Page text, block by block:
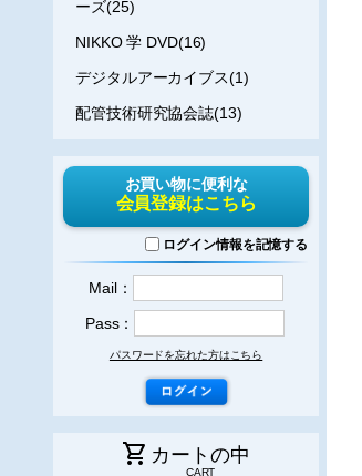
ーズ(25)
NIKKO 学 DVD(16)
デジタルアーカイブス(1)
配管技術研究協会誌(13)
お買い物に便利な
会員登録はこちら
ログイン情報を記憶する
Mail：
Pass：
パスワードを忘れた方はこちら
shopping_cart カートの中
CART